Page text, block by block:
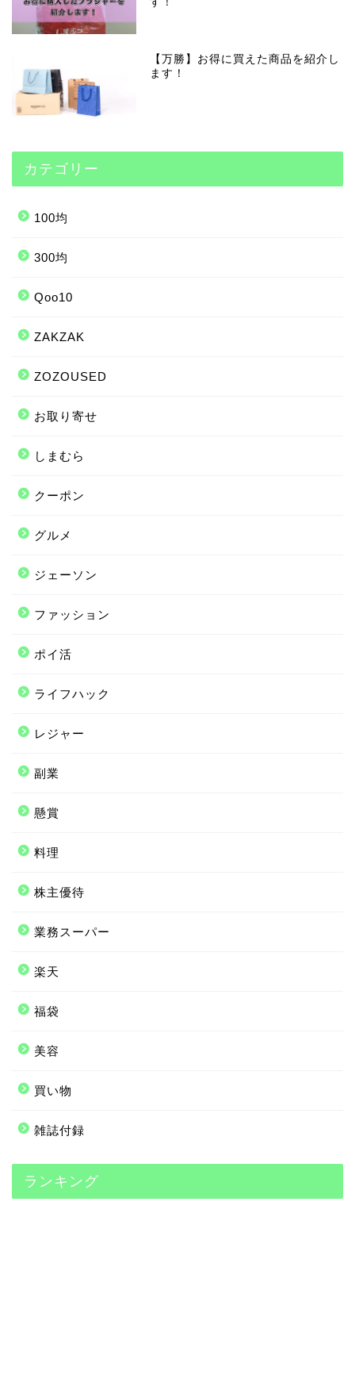
【万勝】お得に買えた商品を紹介し
ます！
カテゴリー
100均
300均
Qoo10
ZAKZAK
ZOZOUSED
お取り寄せ
しまむら
クーポン
グルメ
ジェーソン
ファッション
ポイ活
ライフハック
レジャー
副業
懸賞
料理
株主優待
業務スーパー
楽天
福袋
美容
買い物
雑誌付録
ランキング